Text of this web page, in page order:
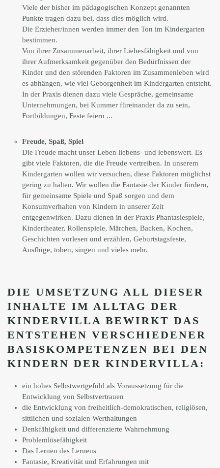
Viele der bisher im pädagogischen Konzept genannten
Punkte tragen dazu bei, dass dies möglich wird.
Die Erzieher/innen werden immer den Ton im Kindergarten
bestimmen.
Von ihrer Zusammenarbeit, ihrer Liebesfähigkeit und von
ihrer Aufmerksamkeit gegenüber den Bedürfnissen der
Kinder und den störenden Faktoren im Zusammenleben wird
es abhängen, wie viel Geborgenheit im Kindergarten entsteht.
In der Praxis dienen dazu viele Gespräche, gemeinsame
Unternehmungen, bei Kummer füreinander da zu sein,
Fortbildungen, Feste feiern ...
Freude, Spaß, Spiel
Die Freude macht unser Leben liebens- und lebenswert. Es
gibt viele Faktoren, die die Freude vertreiben. In unserem
Kindergarten wollen wir versuchen, diese Faktoren möglichst
gering zu halten. Wir wollen die Fantasie der Kinder fördern,
für gemeinsame Spiele und Spaß sorgen und dem
Konsumverhalten von Kindern in unserer Zeit
entgegenwirken. Dazu dienen in der Praxis Phantasiespiele,
Kindertheater, Rollenspiele, Märchen, Backen, Kochen,
Geschichten vorlesen und erzählen, Geburtstagsfeste,
Ausflüge, toben, singen und vieles mehr.
DIE UMSETZUNG ALL DIESER
INHALTE IM ALLTAG DER
KINDERVILLA BEWIRKT DAS
ENTSTEHEN VERSCHIEDENER
BASISKOMPETENZEN BEI DEN
KINDERN DER KINDERVILLA:
ein hohes Selbstwertgefühl als Voraussetzung für die
Entwicklung von Selbstvertrauen
die Entwicklung von freiheitlich-demokratischen, religiösen,
sittlichen und sozialen Werthaltungen
Denkfähigkeit und differenzierte Wahrnehmung
Problemlösefähigkeit
Das Lernen des Lernens
Fantasie, Kreativität und Erfahrungen mit